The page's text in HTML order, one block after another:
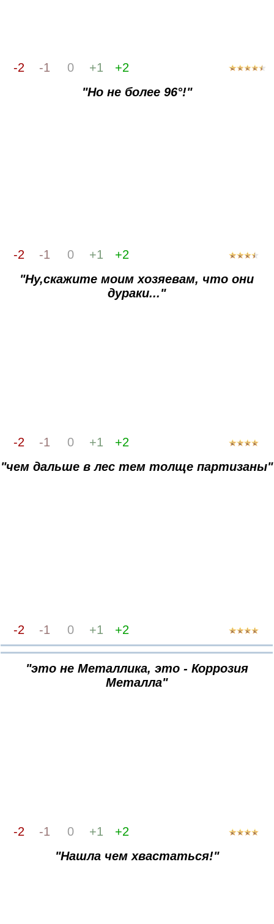
-2 -1 0 +1
+2
"Но не более 96°!"
-2 -1 0 +1
+2
"Ну,скажите моим хозяевам, что они
дураки..."
-2 -1 0 +1
+2
"чем дальше в лес тем толще партизаны"
-2 -1 0 +1 +2
"это не Металлика, это - Коррозия
Металла"
-2 -1 0 +1
+2
"Нашла чем хвастаться!"